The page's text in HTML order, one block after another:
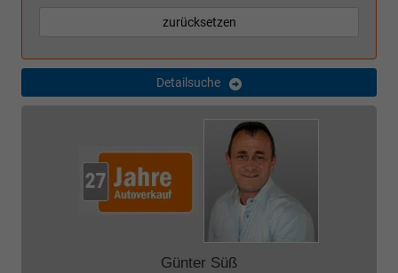
zurücksetzen
Detailsuche
Günter Süß